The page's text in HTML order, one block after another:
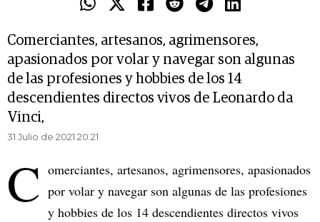
Comerciantes, artesanos, agrimensores,
apasionados por volar y navegar son algunas
de las profesiones y hobbies de los 14
descendientes directos vivos de Leonardo da
Vinci,
31 Julio de 2021 20.21
C omerciantes, artesanos, agrimensores, apasionados
por volar y navegar son algunas de las profesiones
y hobbies de los 14 descendientes directos vivos